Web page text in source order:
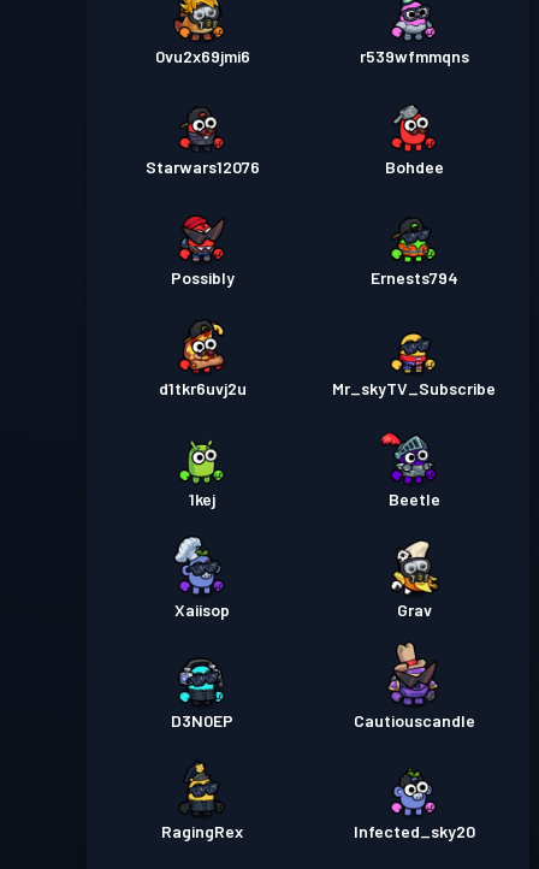
0vu2x69jmi6 r539wfmmqns
Starwars12076 Bohdee
Possibly Ernests794
d1tkr6uvj2u Mr_skyTV_Subscribe
1kej Beetle
Xaiisop Grav
D3N0EP Cautiouscandle
RagingRex Infected_sky20